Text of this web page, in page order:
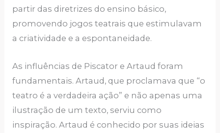
partir das diretrizes do ensino básico,
promovendo jogos teatrais que estimulavam
a criatividade e a espontaneidade.
As influências de Piscator e Artaud foram
fundamentais. Artaud, que proclamava que “o
teatro é a verdadeira ação” e não apenas uma
ilustração de um texto, serviu como
inspiração. Artaud é conhecido por suas ideias